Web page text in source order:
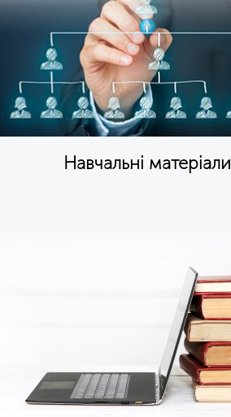
Навчальні матеріали